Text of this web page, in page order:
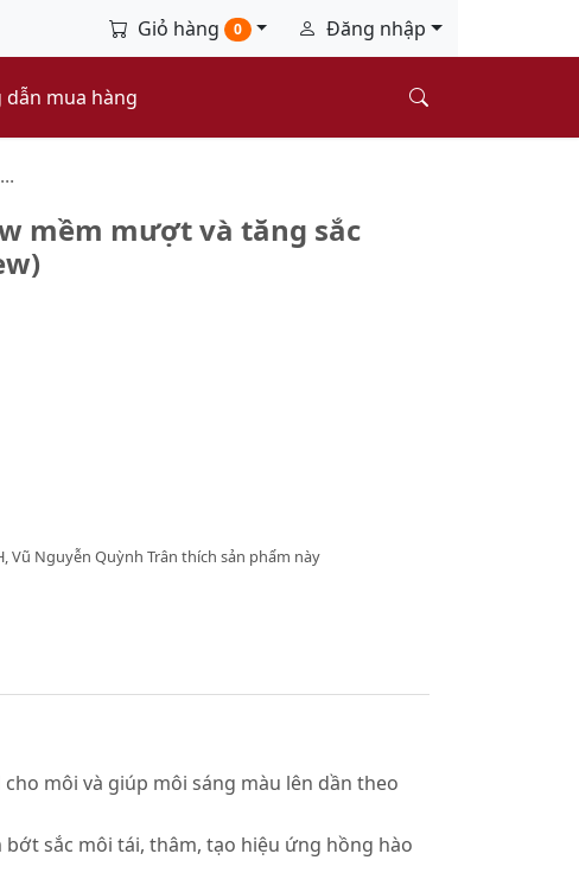
Giỏ hàng 0 Đăng nhập
dẫn mua hàng
mềm mượt và tăng sắc
Vũ Nguyễn Quỳnh Trân thích sản phẩm này
môi và giúp môi sáng màu lên dần theo
sắc môi tái, thâm, tạo hiệu ứng hồng hào